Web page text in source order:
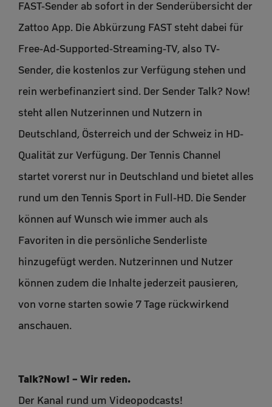
FAST-Sender ab sofort in der Senderübersicht der
Zattoo App. Die Abkürzung FAST steht dabei für
Free-Ad-Supported-Streaming-TV, also TV-
Sender, die kostenlos zur Verfügung stehen und
rein werbefinanziert sind. Der Sender Talk? Now!
steht allen Nutzerinnen und Nutzern in
Deutschland, Österreich und der Schweiz in HD-
Qualität zur Verfügung. Der Tennis Channel
startet vorerst nur in Deutschland und bietet alles
rund um den Tennis Sport in Full-HD. Die Sender
können auf Wunsch wie immer auch als
Favoriten in die persönliche Senderliste
hinzugefügt werden. Nutzerinnen und Nutzer
können zudem die Inhalte jederzeit pausieren,
von vorne starten sowie 7 Tage rückwirkend
anschauen.
Talk?Now! – Wir reden.
Der Kanal rund um Videopodcasts!